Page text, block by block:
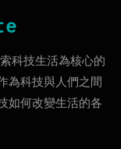
科技生活為核心的
為科技與人們之間
如何改變生活的各